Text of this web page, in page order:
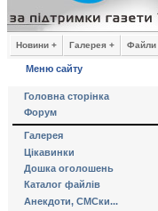
Новини + Галерея + Файли
Меню сайту
Головна сторінка
Форум
Галерея
Цікавинки
Дошка оголошень
Каталог файлів
Анекдоти, СМСки...